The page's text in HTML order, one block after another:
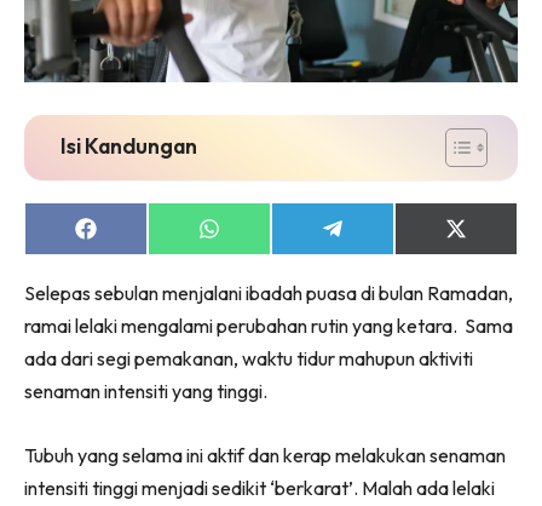
Isi Kandungan
Share
on
Share
on
Share
on
Share
on
(Twitter)
Selepas sebulan menjalani ibadah puasa di bulan Ramadan,
ramai lelaki mengalami perubahan rutin yang ketara. Sama
ada dari segi pemakanan, waktu tidur mahupun aktiviti
senaman intensiti yang tinggi.
Tubuh yang selama ini aktif dan kerap melakukan senaman
intensiti tinggi menjadi sedikit ‘berkarat’. Malah ada lelaki